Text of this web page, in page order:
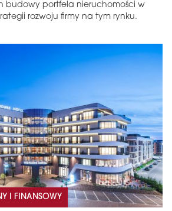
budowy portfela nieruchomości w
rozwoju firmy na tym rynku.
I FINANSOWY